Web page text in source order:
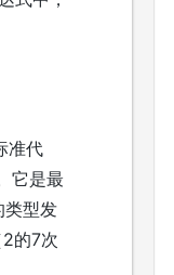
准代
它是最
类型发
的7次